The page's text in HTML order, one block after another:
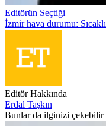
Editörün Seçtiği
İzmir hava durumu:
Editör Hakkında
Erdal Taşkın
Bunlar da ilginizi çekebilir